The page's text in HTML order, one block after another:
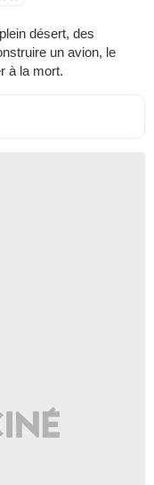
désert, des
un avion, le
à la mort.